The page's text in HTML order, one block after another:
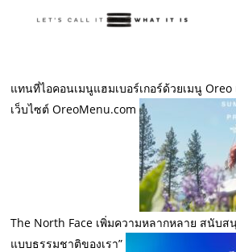
แทนที่ไอคอนเมนูแฮมเบอร์เกอร์ด้วยเมนู
เว็บไซต์ OreoMenu.com
The North Face เพิ่มความหลากหลาย สนับส
แบบธรรมชาติของเรา”